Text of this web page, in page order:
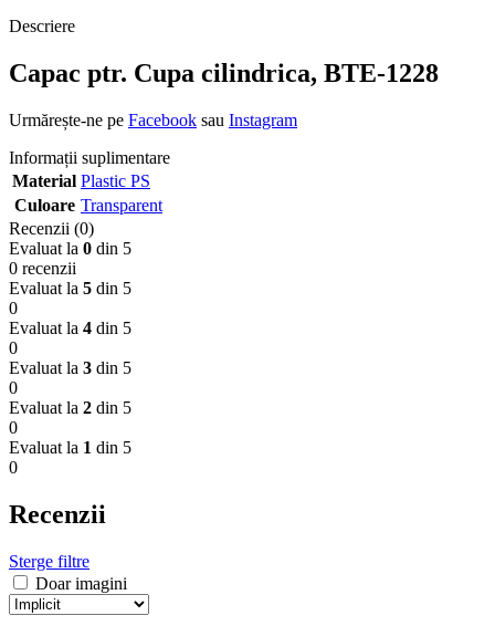
Descriere
Capac ptr. Cupa cilindrica, BTE-1228
Urmărește-ne pe Facebook sau Instagram
Informații suplimentare
Material Plastic PS
Culoare Transparent
Recenzii (0)
Evaluat la 0 din 5
0 recenzii
Evaluat la 5 din 5
0
Evaluat la 4 din 5
0
Evaluat la 3 din 5
0
Evaluat la 2 din 5
0
Evaluat la 1 din 5
0
Recenzii
Sterge filtre
Doar imagini